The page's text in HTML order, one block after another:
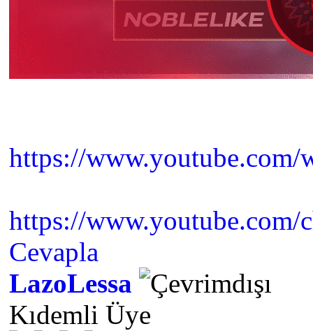
https://
https://
Cevapla
LazoLessa
Kıdemli Üye